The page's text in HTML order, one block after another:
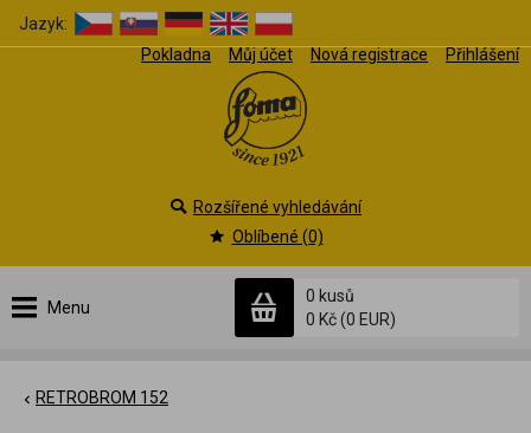
Jazyk:
Pokladna
Můj účet Nová registrace Přihlášení
Menu
0 kusů
0 Kč(0 EUR)
Rozšířené vyhledávání
Oblíbené (0)
RETROBROM 152